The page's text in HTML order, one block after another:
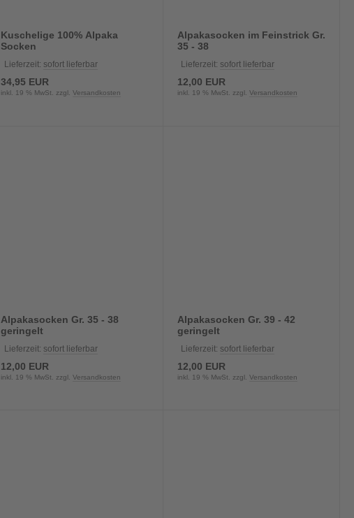
Kuschelige 100% Alpaka
Socken
Lieferzeit: sofort lieferbar
34,95 EUR
inkl. 19 % MwSt. zzgl. Versandkosten
Alpakasocken im Feinstrick Gr.
35 - 38
Lieferzeit: sofort lieferbar
12,00 EUR
inkl. 19 % MwSt. zzgl. Versandkosten
Alpakasocken Gr. 35 - 38
geringelt
Lieferzeit: sofort lieferbar
12,00 EUR
inkl. 19 % MwSt. zzgl. Versandkosten
Alpakasocken Gr. 39 - 42
geringelt
Lieferzeit: sofort lieferbar
12,00 EUR
inkl. 19 % MwSt. zzgl. Versandkosten